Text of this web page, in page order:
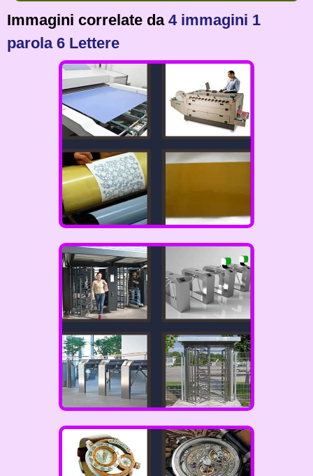
Immagini correlate da 4 immagini 1
parola 6 Lettere